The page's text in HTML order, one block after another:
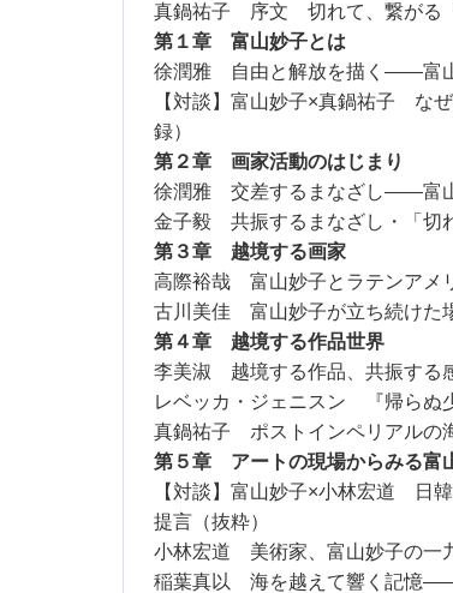
真鍋祐子 序文 切れて、繋がる
第１章 富山妙子とは
徐潤雅 自由と解放を描く――富
【対談】富山妙子×真鍋祐子 な
録）
第２章 画家活動のはじまり
徐潤雅 交差するまなざし――富
金子毅 共振するまなざし・「切
第３章 越境する画家
高際裕哉 富山妙子とラテンアメ
古川美佳 富山妙子が立ち続け
第４章 越境する作品世界
李美淑 越境する作品、共振する
レベッカ・ジェニスン 『帰らぬ
真鍋祐子 ポストインペリアルの
第５章 アートの現場からみる富
【対談】富山妙子×小林宏道 日
提言（抜粋）
小林宏道 美術家、富山妙子の一
稲葉真以 海を越えて響く記憶